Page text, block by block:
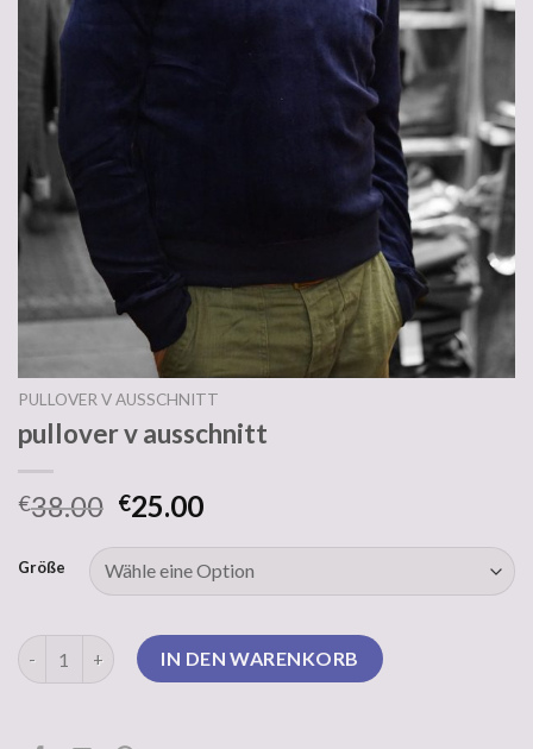
PULLOVER V AUSSCHNITT
pullover v ausschnitt
€38.00 €25.00
Größe
pullover v ausschnitt MengeIN DEN WARENKORB